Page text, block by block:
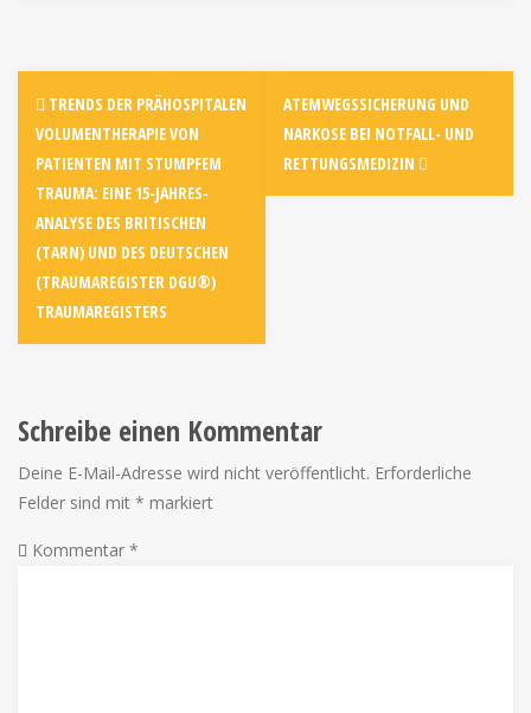
TRENDS DER PRÄHOSPITALEN
VOLUMENTHERAPIE VON
PATIENTEN MIT STUMPFEM
TRAUMA: EINE 15-JAHRES-
ANALYSE DES BRITISCHEN
(TARN) UND DES DEUTSCHEN
(TRAUMAREGISTER DGU®)
TRAUMAREGISTERS
ATEMWEGSSICHERUNG UND
NARKOSE BEI NOTFALL- UND
RETTUNGSMEDIZIN
Schreibe einen Kommentar
Deine E-Mail-Adresse wird nicht veröffentlicht. Erforderliche
Felder sind mit * markiert
Kommentar *